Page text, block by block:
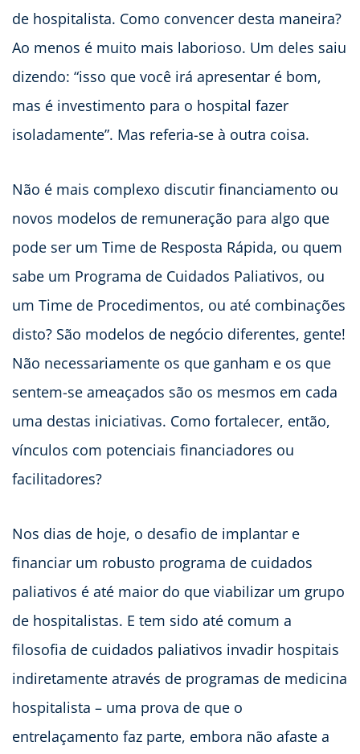
de hospitalista. Como convencer desta maneira?
Ao menos é muito mais laborioso. Um deles saiu
dizendo: “isso que você irá apresentar é bom,
mas é investimento para o hospital fazer
isoladamente”. Mas referia-se à outra coisa.
Não é mais complexo discutir financiamento ou
novos modelos de remuneração para algo que
pode ser um Time de Resposta Rápida, ou quem
sabe um Programa de Cuidados Paliativos, ou
um Time de Procedimentos, ou até combinações
disto? São modelos de negócio diferentes, gente!
Não necessariamente os que ganham e os que
sentem-se ameaçados são os mesmos em cada
uma destas iniciativas. Como fortalecer, então,
vínculos com potenciais financiadores ou
facilitadores?
Nos dias de hoje, o desafio de implantar e
financiar um robusto programa de cuidados
paliativos é até maior do que viabilizar um grupo
de hospitalistas. E tem sido até comum a
filosofia de cuidados paliativos invadir hospitais
indiretamente através de programas de medicina
hospitalista – uma prova de que o
entrelaçamento faz parte, embora não afaste a